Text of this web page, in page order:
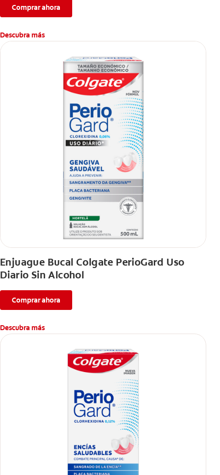
Comprar ahora
Descubra más
Enjuague Bucal Colgate PerioGard Uso
Diario Sin Alcohol
Comprar ahora
Descubra más